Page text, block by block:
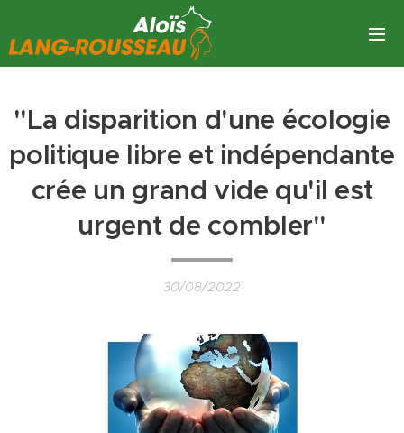
"La disparition d'une écologie
politique libre et indépendante
crée un grand vide qu'il est
urgent de combler"
30/08/2022